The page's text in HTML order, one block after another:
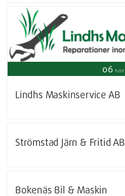
06nov
Lindhs Maskinservice AB
Strömstad Järn & Fritid AB
Bokenäs Bil & Maskin